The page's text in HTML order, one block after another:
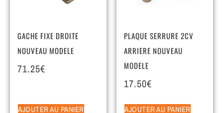
GACHE FIXE DROITE
NOUVEAU MODELE
71.25€
AJOUTER AU PANIER
PLAQUE SERRURE 2CV
ARRIERE NOUVEAU
MODELE
17.50€
AJOUTER AU PANIER